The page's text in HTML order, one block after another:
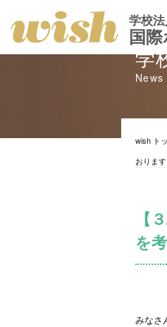
学校
国
学
wish ト
おります
【
を
みなさ